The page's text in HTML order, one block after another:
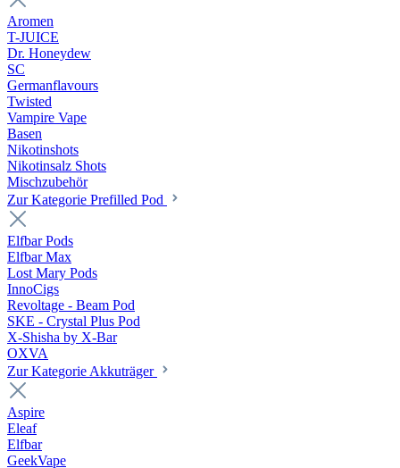
Aromen
T-JUICE
Dr. Honeydew
SC
Germanflavours
Twisted
Vampire Vape
Basen
Nikotinshots
Nikotinsalz Shots
Mischzubehör
Zur Kategorie Prefilled Pod
Elfbar Pods
Elfbar Max
Lost Mary Pods
InnoCigs
Revoltage - Beam Pod
SKE - Crystal Plus Pod
X-Shisha by X-Bar
OXVA
Zur Kategorie Akkuträger
Aspire
Eleaf
Elfbar
GeekVape